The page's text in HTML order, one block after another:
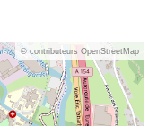
© contributeurs OpenStreetMap